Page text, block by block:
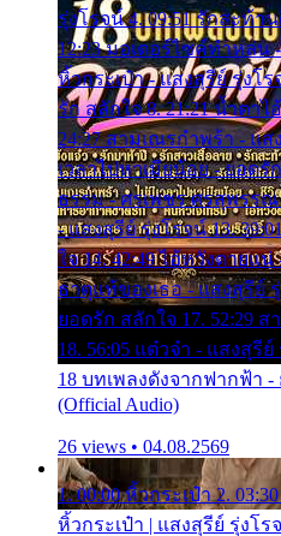
รุ่งโรจน์ 4. 09:51 รักสะท้า
12:23 มอเตอร์ไซค์ทำหล่น
หิ้วกระเป๋า - แสงสุรีย์ รุ่งโร
รัก สลักใจ 8. 21:21 น้ำตา
24:27 สามเณรกำพร้า - แส
เวลาไปหาเมียน้อย - ยอดรั
ธรรม - ศรเพชร ศรสุพรรณ
- แสงสุรีย์ รุ่งโรจน์ 13.
ใจ 14. 42:49 ไอ้หวังตายแ
ธาตุแท้ของเธอ - แสงสุรีย์
ยอดรัก สลักใจ 17. 52:29
18. 56:05 แต๋วจ๋า - แสงสุรีย์
18 บทเพลงดังจากฟากฟ้า
(Official Audio)
26 views • 04.08.2569
1. 00:00 หิ้วกระเป๋า 2.
หิ้วกระเป๋า | แสงสุรีย์ รุ่งโร